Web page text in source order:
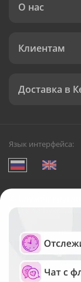
О нас
Клиентам
Доставка в
Язык интерфейса:
Служба
Русский Букет,
Общество с
ОГРН:
Юридический
д.42, оф. 3